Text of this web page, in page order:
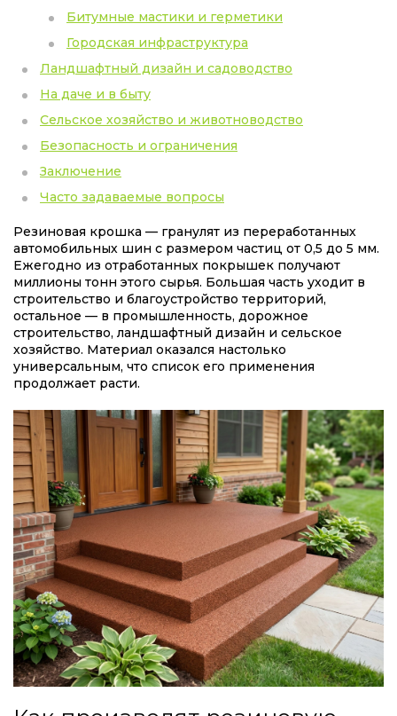
Битумные мастики и герметики
Городская инфраструктура
Ландшафтный дизайн и садоводство
На даче и в быту
Сельское хозяйство и животноводство
Безопасность и ограничения
Заключение
Часто задаваемые вопросы
Резиновая крошка — гранулят из переработанных
автомобильных шин с размером частиц от 0,5 до 5 мм.
Ежегодно из отработанных покрышек получают
миллионы тонн этого сырья. Большая часть уходит в
строительство и благоустройство территорий,
остальное — в промышленность, дорожное
строительство, ландшафтный дизайн и сельское
хозяйство. Материал оказался настолько
универсальным, что список его применения
продолжает расти.